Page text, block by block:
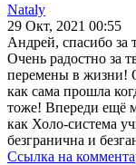
Nataly
29 Окт, 2021 00:55
Андрей, спасибо за
Очень радостно за
перемены в жизни!
как сама прошла
тоже! Впереди ещё
как Холо-система
безгранична и
Ссылка на